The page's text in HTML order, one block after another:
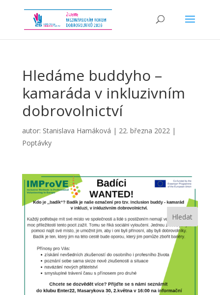
Hledáme buddyho –
kamaráda v inkluzivním
dobrovolnictví
autor: Stanislava Hamáková | 22. března 2022|
Poptávky